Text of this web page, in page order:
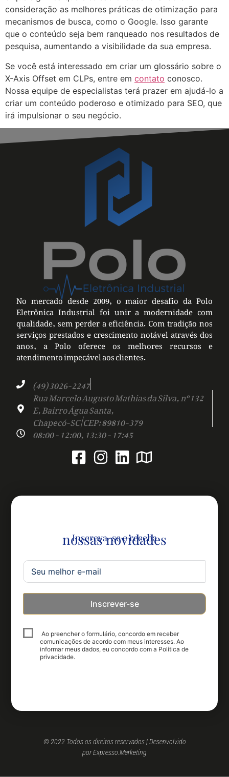
consideração as melhores práticas de otimização para
mecanismos de busca, como o Google. Isso garante
que o conteúdo seja bem ranqueado nos resultados de
pesquisa, aumentando a visibilidade da sua empresa.
Se você está interessado em criar um glossário sobre o
X-Axis Offset em CLPs, entre em contato conosco.
Nossa equipe de especialistas terá prazer em ajudá-lo a
criar um conteúdo poderoso e otimizado para SEO, que
irá impulsionar o seu negócio.
No mercado desde 2009, o maior desafio da Polo
Eletrônica Industrial foi unir a modernidade com
qualidade, sem perder a eficiência. Com tradição nos
serviços prestados e crescimento notável através dos
anos, a Polo oferece os melhores recursos e
atendimento impecável aos clientes.
(49) 3026-2247
Rua Marcelo Augusto Mathias da Silva, nº 132
E, Bairro Água Santa,
Chapecó-SC | CEP: 89810-379
08:00 - 12:00, 13:30 - 17:45
Inscreva-se e receba
nossas novidades
Inscrever-se
Ao preencher o formulário, concordo em receber
comunicações de acordo com meus interesses. Ao
informar meus dados, eu concordo com a Política de
privacidade.
© 2022 Todos os direitos reservados | Desenvolvido
por Expresso.Marketing